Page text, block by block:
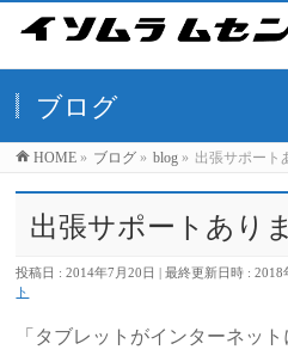
ブログ
HOME » ブログ » blog » 出張サポート
出張サポートあり
投稿日 : 2014年7月20日 最終更新日時 : 2018
ト
「タブレットがインターネッ